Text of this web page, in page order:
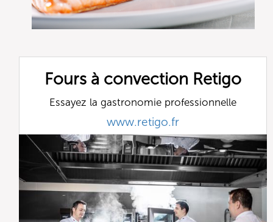
Fours à convection Retigo
Essayez la gastronomie professionnelle
www.retigo.fr